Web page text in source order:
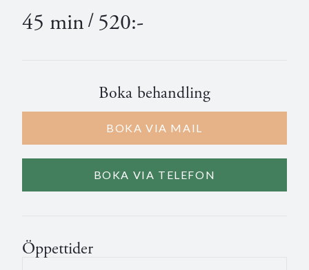
45 min/ 520:-
Boka behandling
BOKA VIA MAIL
BOKA VIA TELEFON
Öppettider